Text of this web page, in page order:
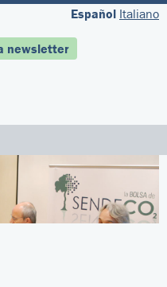
Español Italiano
newsletter